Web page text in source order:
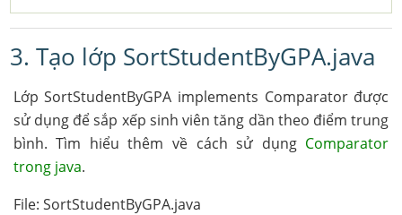
3. Tạo lớp SortStudentByGPA.java
Lớp SortStudentByGPA implements Comparator được
sử dụng để sắp xếp sinh viên tăng dần theo điểm trung
bình. Tìm hiểu thêm về cách sử dụng Comparator
trong java.
File: SortStudentByGPA.java